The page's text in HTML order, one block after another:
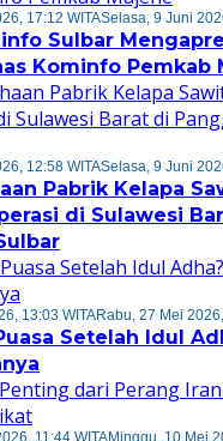
17:12 WITASelasa, 9 Juni
Sulbar
Kominfo Pemkab
12:58 WITASelasa, 9 Juni
Pabrik Kelapa
di Sulawesi
13:03 WITARabu, 27 Mei
Setelah Idul
11:44 WITAMinggu, 10 Mei